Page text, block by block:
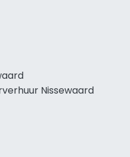
Nissewaard